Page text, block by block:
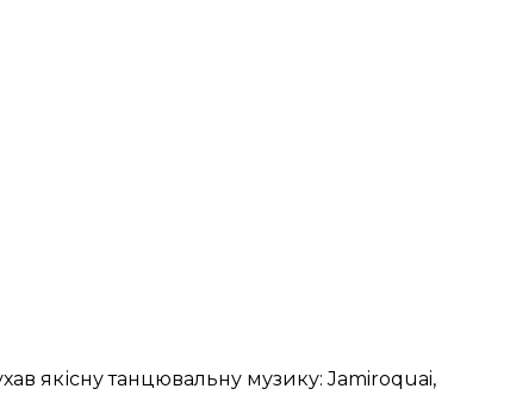
якісну танцювальну музику: Jamiroquai,